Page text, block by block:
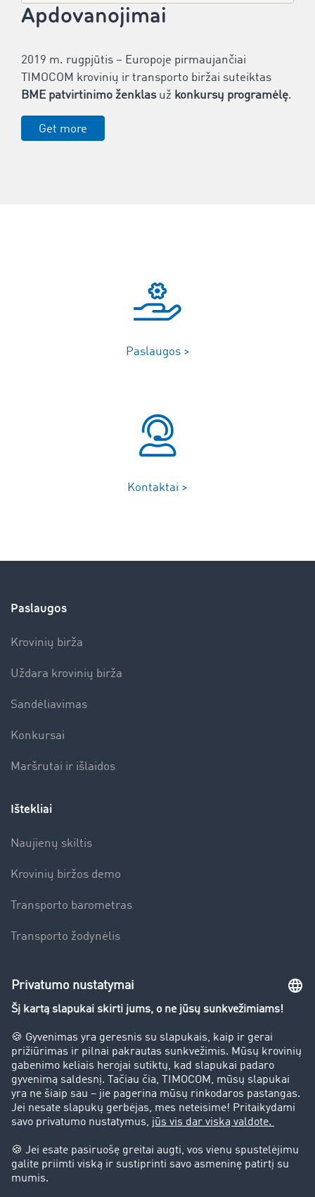
Apdovanojimai
2019 m. rugpjūtis – Europoje pirmaujančiai
TIMOCOM krovinių ir transporto biržai suteiktas
BME patvirtinimo ženklasuž konkursų programėlę.
Get more
Paslaugos >
Kontaktai >
Paslaugos
Krovinių birža
Uždara krovinių birža
Sandėliavimas
Konkursai
Maršrutai ir išlaidos
Ištekliai
Naujienų skiltis
Krovinių biržos demo
Transporto barometras
Transporto žodynėlis
Įmonė
Sėkmės istorijos
Klientai įdarbina klientus
Teisinė informacija
Teisinis pranešimas
Duomenų apsauga